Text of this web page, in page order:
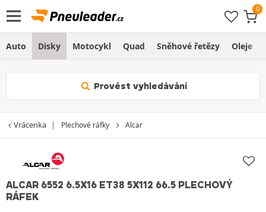
Auto Disky Motocykl Quad Sněhové řetězy Oleje
Provést vyhledávání
Vrácenka Plechové ráfky Alcar
ALCAR 6552 6.5X16 ET38 5X112 66.5 PLECHOVÝ
RÁFEK